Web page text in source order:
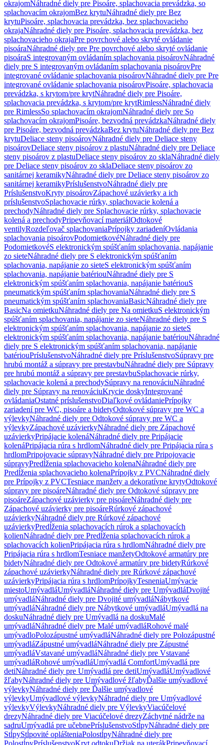
okrajomNáhradné diely pre Pisoáre, splachovacia prevádzka, so
splachovacím okrajomBez krytuNáhradné diely pre Bez
krytuPisoáre, splachovacia prevádzka, bez splachovacieho
okrajaNáhradné diely pre Pisoáre, splachovacia prevádzka, bez
splachovacieho okrajaPre povrchové alebo skryté ovládanie
pisoáraNáhradné diely pre Pre povrchové alebo skryté ovládanie
pisoáraS integrovaným ovládaním splachovania pisoárovNáhradné
diely pre S integrovaným ovládaním splachovania pisoárovPre
integrované ovládanie splachovania pisoárovNáhradné diely pre Pre
integrované ovládanie splachovania pisoárovPisoáre, splachovacia
prevádzka, s krytom/pre krytNáhradné diely pre Pisoáre,
splachovacia prevádzka, s krytom/pre krytRimlessNáhradné diely
pre RimlessSo splachovacím okrajomNáhradné diely pre So
splachovacím okrajomPisoáre, bezvodná prevádzkaNáhradné diely
pre Pisoáre, bezvodná prevádzkaBez krytuNáhradné diely pre Bez
krytuDeliace steny pisoárovNáhradné diely pre Deliace steny
pisoárovDeliace steny pisoárov z plastuNáhradné diely pre Deliace
steny pisoárov z plastuDeliace steny pisoárov zo sklaNáhradné diely
pre Deliace steny pisoárov zo sklaDeliace steny pisoárov zo
sanitárnej keramikyNáhradné diely pre Deliace steny pisoárov zo
sanitárnej keramikyPríslušenstvoNáhradné diely pre
PríslušenstvoKryty pisoárovZápachové uzávierky a ich
príslušenstvoSplachovacie rúrky, splachovacie kolená a
prechodyNáhradné diely pre Splachovacie rúrky, splachovacie
kolená a prechodyPripevňovací materiálOdtokové
ventilyRozdeľovač splachovaniaPrípojky zariadeníOvládania
splachovania pisoárovPodomietkovéNáhradné diely pre
PodomietkovéS elektronickým spúšťaním splachovania, napájanie
zo sieteNáhradné diely pre S elektronickým spúšťaním
splachovania, napájanie zo sieteS elektronickým spúšťaním
splachovania, napájanie batériouNáhradné diely pre S
elektronickým spúšťaním splachovania, napájanie batériouS
pneumatickým spúšťaním splachovaniaNáhradné diely pre S
pneumatickým spúšťaním splachovaniaBasicNáhradné diely pre
BasicNa omietkuNáhradné diely pre Na omietkuS elektronickým
spúšťaním splachovania, napájanie zo sieteNáhradné diely pre S
elektronickým spúšťaním splachovania, napájanie zo sieteS
elektronickým spúšťaním splachovania, napájanie batériouNáhradné
diely pre S elektronickým spúšťaním splachovania, napájanie
batériouPríslušenstvoNáhradné diely pre PríslušenstvoSúpravy pre
hrubú montáž a súpravy pre prestavbuNáhradné diely pre Súpravy
pre hrubú montáž a súpravy pre prestavbuSplachovacie rúrky,
splachovacie kolená a prechodySúpravy na renováciuNáhradné
diely pre Súpravy na renováciuKrycie doskyIntegrované
ovládaniaOstatné príslušenstvoDiaľkové ovládaniePrípojky
zariadení pre WC, pisoáre a bidetyOdtokové súpravy pre WC a
výlevkyNáhradné diely pre Odtokové súpravy pre WC a
výlevkyZápachové uzávierkyNáhradné diely pre Zápachové
uzávierkyPripájacie kolenáNáhradné diely pre Pripájacie
kolenáPripájacia rúra s hrdlomNáhradné diely pre Pripájacia rúra s
hrdlomPripojovacie súpravyNáhradné diely pre Pripojovacie
súpravyPredĺženia splachovacieho kolenaNáhradné diely pre
Predĺženia splachovacieho kolenaPrípojky z PVCNáhradné diely
pre Prípojky z PVCTesniace manžety a dekoratívne krytyOdtokové
súpravy pre pisoáreNáhradné diely pre Odtokové súpravy pre
pisoáreZápachové uzávierky pre pisoáreNáhradné diely pre
Zápachové uzávierky pre pisoáreRúrkové zápachové
uzávierkyNáhradné diely pre Rúrkové zápachové
uzávierkyPredĺženia splachovacích rúrok a splachovacích
kolienNáhradné diely pre Predĺženia splachovacích rúrok a
splachovacích kolienPripájacia rúra s hrdlomNáhradné diely pre
Pripájacia rúra s hrdlomTesniace manžetyOdtokové armatúry pre
bidetyNáhradné diely pre Odtokové armatúry pre bidetyRúrkové
zápachové uzávierkyNáhradné diely pre Rúrkové zápachové
uzávierkyPripájacia rúra s hrdlomPrípojkyTesneniaUmývacie
miestoUmývadláUmývadláNáhradné diely pre UmývadláDvojité
umývadláNáhradné diely pre Dvojité umývadláNábytkové
umývadláNáhradné diely pre Nábytkové umývadláUmývadlá na
doskuNáhradné diely pre Umývadlá na doskuMalé
umývadláNáhradné diely pre Malé umývadláRohové malé
umývadloPolozápustné umývadláNáhradné diely pre Polozápustné
umývadláZápustné umývadláNáhradné diely pre Zápustné
umývadláVstavané umývadláNáhradné diely pre Vstavané
umývadláRohové umývadláUmývadlá ComfortUmývadlá pre
detiNáhradné diely pre Umývadlá pre detiUmývadláUmývadlové
žľabyNáhradné diely pre Umývadlové žľabyĎalšie umývadlové
výlevkyNáhradné diely pre Ďalšie umývadlové
výlevkyUmývadlové výlevkyNáhradné diely pre Umývadlové
výlevkyVýlevkyNáhradné diely pre VýlevkyViacúčelové
drezyNáhradné diely pre Viacúčelové drezyZáchytné nádrže na
sadruUmývadlá pre učebnePríslušenstvoStĺpyNáhradné diely pre
StĺpyStĺpovité oplášteniaPolostĺpyNáhradné diely pre
PolostĺpyPríslušenstvoKryt odtokuDržiak na uterákPripevňovací